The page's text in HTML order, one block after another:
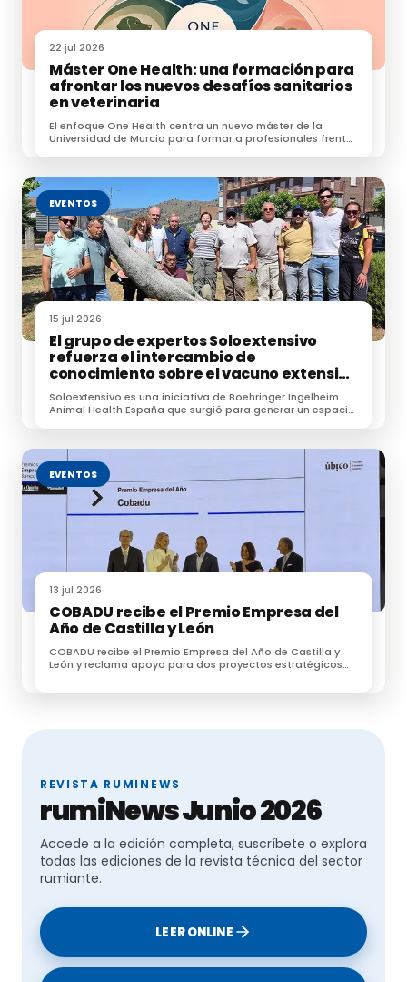
Ramats de foc, que introduce los rebaños en zonas
forestales con unos objetivos de
sotobosquey demantenimiento del
crecimiento anual de la vegetación.
Ajuntament de Santa Margarida i els Monjos
Te puede interesar:
Feria de la Trashumancia en Santa Margarida i els
Monjos
Actividad coagulante de extractos vegetales en la
leche de cabra murciano granadina
Se firma un manifiesto a favor de la ganadería
extensiva
22 jul 2026
Máster One Health: una formación para
afrontar los nuevos desafíos sanitarios
en veterinaria
El enfoque One Health centra un nuevo máster de la
Universidad de Murcia para formar a profesionales frente
EVENTOS
15 jul 2026
El grupo de expertos Soloextensivo
refuerza el intercambio de
conocimiento sobre el vacuno extensivo
en su encuentro anual
Soloextensivo es una iniciativa de Boehringer Ingelheim
Animal Health España que surgió para generar un espacio
EVENTOS
13 jul 2026
COBADU recibe el Premio Empresa del
Año de Castilla y León
COBADU recibe el Premio Empresa del Año de Castilla y
León y reclama apoyo para dos proyectos estratégicos
REVISTA RUMINEWS
rumiNews Junio 2026
Accede a la edición completa, suscríbete o explora
todas las ediciones de la revista técnica del sector
rumiante.
LEER ONLINE